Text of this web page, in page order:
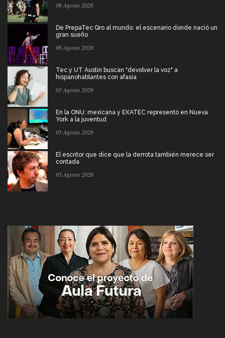
06 Agosto 2026
De PrepaTec Qro al mundo: el escenario donde nació un
gran sueño
06 Agosto 2026
Tec y UT Austin buscan "devolver la voz" a
hispanohablantes con afasia
05 Agosto 2026
En la ONU: mexicana y EXATEC representó en Nueva
York a la juventud
05 Agosto 2026
El escritor que dice que la derrota también merece ser
contada
05 Agosto 2026